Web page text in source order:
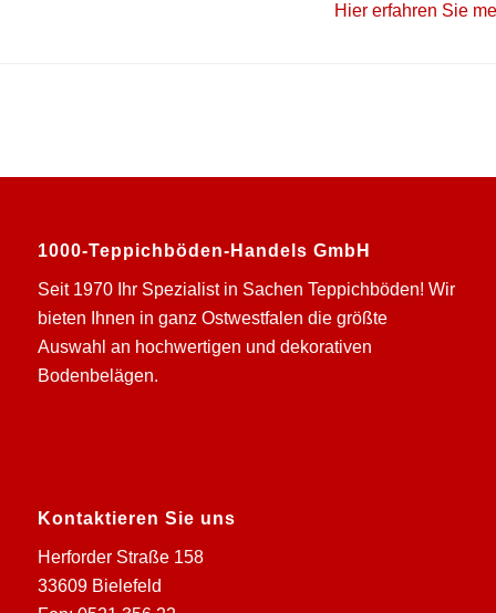
Hier erfahren Sie
1000-Teppichböden-Handels GmbH
Seit 1970 Ihr Spezialist in Sachen Teppichböden! Wir
bieten Ihnen in ganz Ostwestfalen die größte
Auswahl an hochwertigen und dekorativen
Bodenbelägen.
Kontaktieren Sie uns
Herforder Straße 158
33609 Bielefeld